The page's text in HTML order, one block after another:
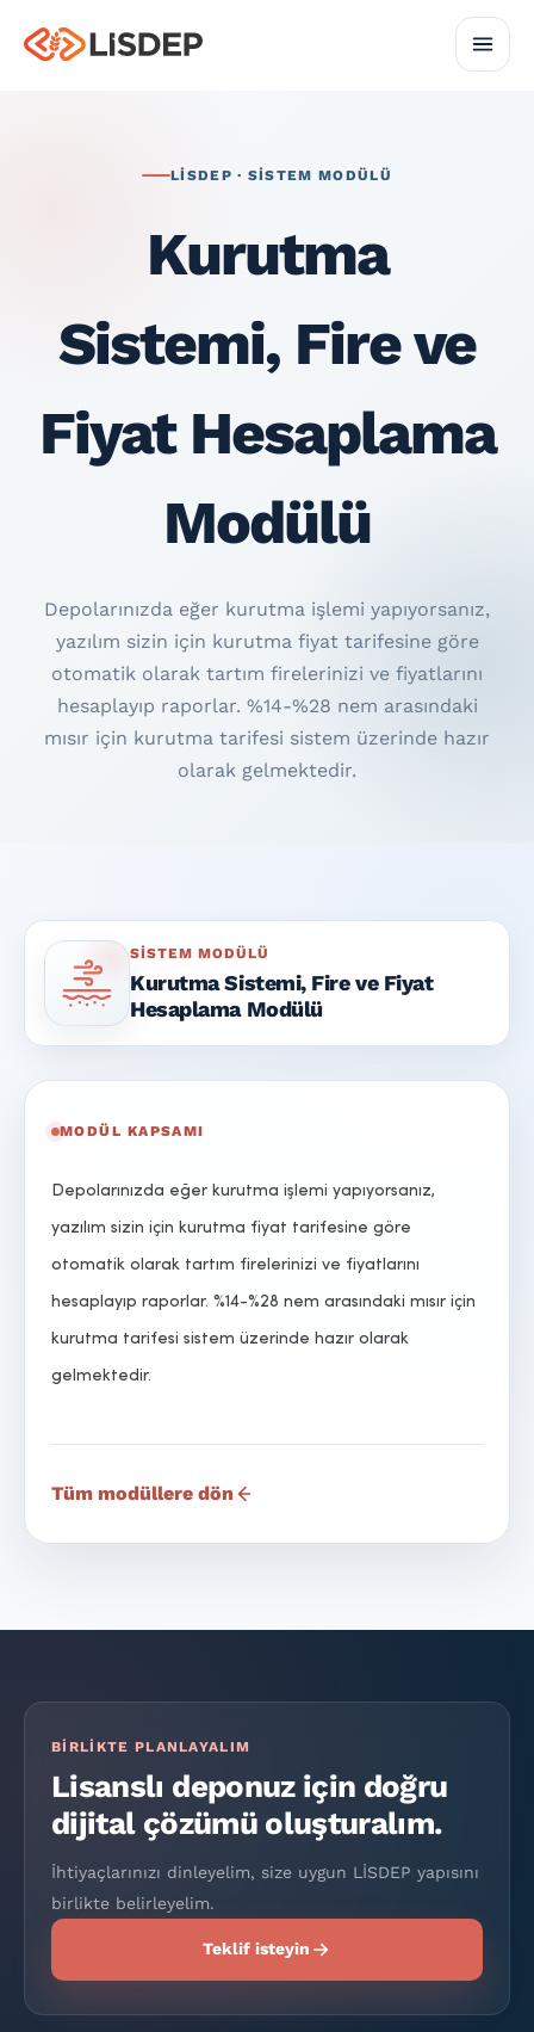
Teklif iste
LİSDEP · SISTEM MODÜLÜ
Kurutma
Sistemi, Fire ve
Fiyat Hesaplama
Modülü
Depolarınızda eğer kurutma işlemi yapıyorsanız,
yazılım sizin için kurutma fiyat tarifesine göre
otomatik olarak tartım firelerinizi ve fiyatlarını
hesaplayıp raporlar. %14-%28 nem arasındaki
mısır için kurutma tarifesi sistem üzerinde hazır
olarak gelmektedir.
SISTEM MODÜLÜ
Kurutma Sistemi, Fire ve Fiyat
Hesaplama Modülü
MODÜL KAPSAMI
Depolarınızda eğer kurutma işlemi yapıyorsanız,
yazılım sizin için kurutma fiyat tarifesine göre
otomatik olarak tartım firelerinizi ve fiyatlarını
hesaplayıp raporlar. %14-%28 nem arasındaki mısır için
kurutma tarifesi sistem üzerinde hazır olarak
gelmektedir.
Tüm modüllere dön
BIRLIKTE PLANLAYALIM
Lisanslı deponuz için doğru
dijital çözümü oluşturalım.
İhtiyaçlarınızı dinleyelim, size uygun LİSDEP yapısını
birlikte belirleyelim.
Teklif isteyin